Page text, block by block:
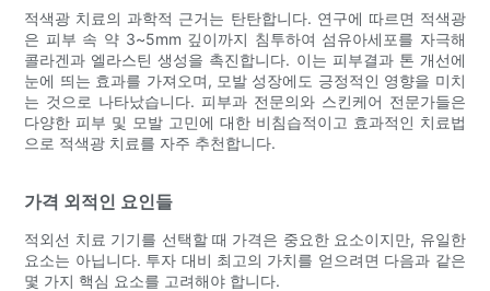
적색광 치료의 과학적 근거는 탄탄합니다. 연구에 따르면 적색광
은 피부 속 약 3~5mm 깊이까지 침투하여 섬유아세포를 자극해
콜라겐과 엘라스틴 생성을 촉진합니다. 이는 피부결과 톤 개선에
눈에 띄는 효과를 가져오며, 모발 성장에도 긍정적인 영향을 미치
는 것으로 나타났습니다. 피부과 전문의와 스킨케어 전문가들은
다양한 피부 및 모발 고민에 대한 비침습적이고 효과적인 치료법
으로 적색광 치료를 자주 추천합니다.
가격 외적인 요인들
적외선 치료 기기를 선택할 때 가격은 중요한 요소이지만, 유일한
요소는 아닙니다. 투자 대비 최고의 가치를 얻으려면 다음과 같은
몇 가지 핵심 요소를 고려해야 합니다.